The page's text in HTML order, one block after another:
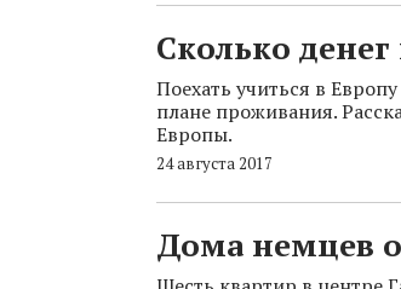
Сколько
Поехать учиться в
плане проживания.
Европы.
24 августа 2017
Дома немцев